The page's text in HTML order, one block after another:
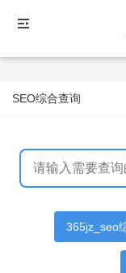
SEO综合查询
365jz_seo